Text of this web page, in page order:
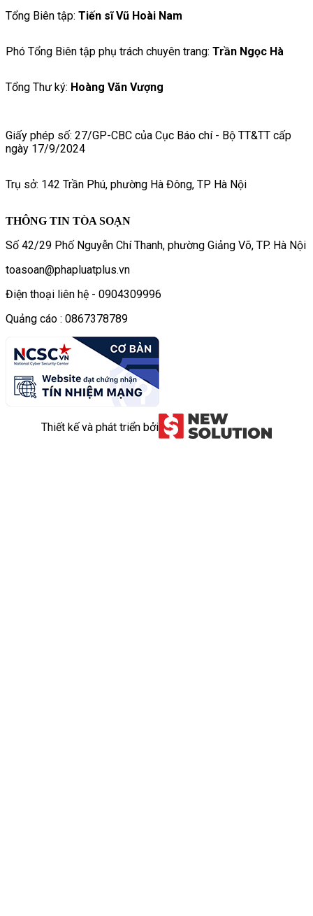
Tổng Biên tập: Tiến sĩ Vũ Hoài Nam
Phó Tổng Biên tập phụ trách chuyên trang: Trần Ngọc Hà
Tổng Thư ký: Hoàng Văn Vượng
Giấy phép số: 27/GP-CBC của Cục Báo chí - Bộ TT&TT cấp
ngày 17/9/2024
Trụ sở: 142 Trần Phú, phường Hà Đông, TP Hà Nội
THÔNG TIN TÒA SOẠN
Số 42/29 Phố Nguyễn Chí Thanh, phường Giảng Võ, TP. Hà Nội
toasoan@phapluatplus.vn
Điện thoại liên hệ - 0904309996
Quảng cáo : 0867378789
Thiết kế và phát triển bởi